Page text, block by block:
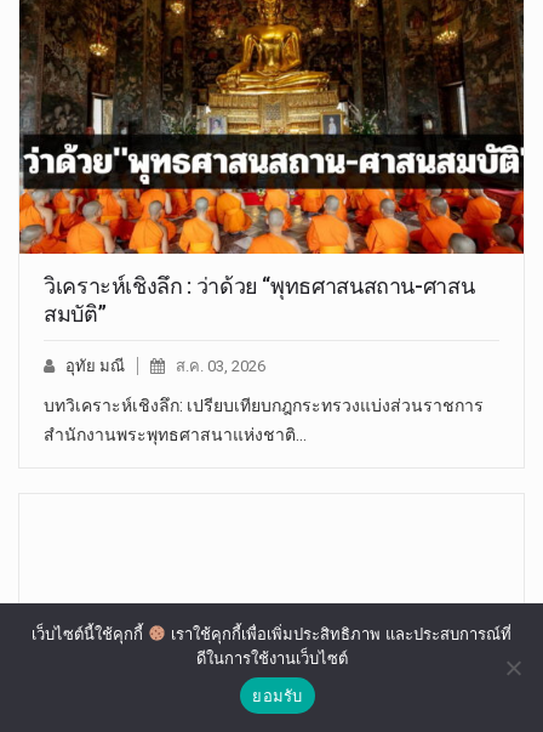
วิเคราะห์เชิงลึก : ว่าด้วย “พุทธศาสนสถาน-ศาสน
สมบัติ”
อุทัย มณี ส.ค. 03, 2026
บทวิเคราะห์เชิงลึก: เปรียบเทียบกฎกระทรวงแบ่งส่วนราชการ
สำนักงานพระพุทธศาสนาแห่งชาติ…
เว็บไซต์นี้ใช้คุกกี้
เราใช้คุกกี้เพื่อเพิ่มประสิทธิภาพ และประสบการณ์ที่
ดีในการใช้งานเว็บไซต์
ยอมรับ